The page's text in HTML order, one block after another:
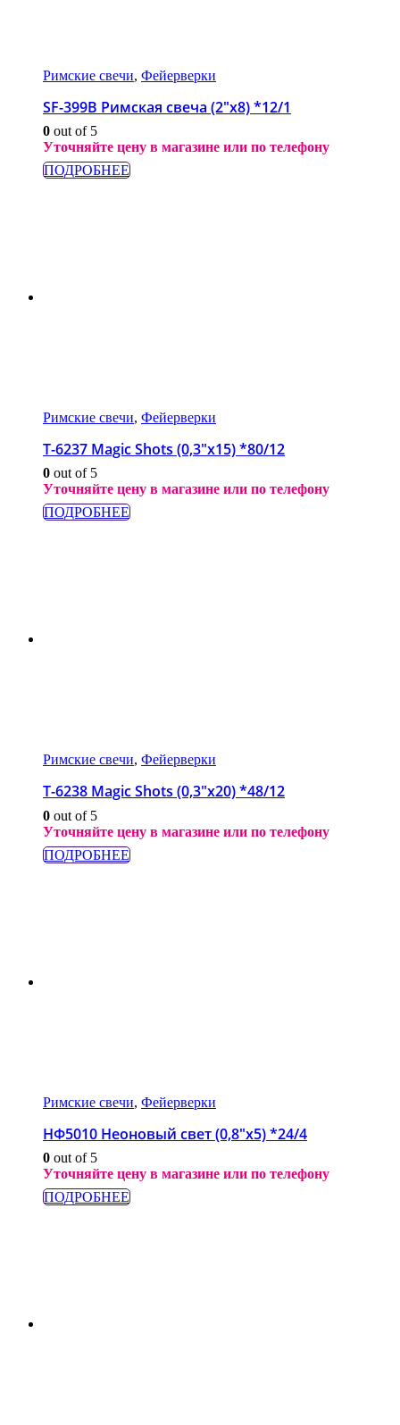
Римские свечи, Фейерверки
SF-399B Римская свеча (2″х8) *12/1
0 out of 5
Уточняйте цену в магазине или по телефону
ПОДРОБНЕЕ
Римские свечи, Фейерверки
T-6237 Magic Shots (0,3″х15) *80/12
0 out of 5
Уточняйте цену в магазине или по телефону
ПОДРОБНЕЕ
Римские свечи, Фейерверки
T-6238 Magic Shots (0,3″х20) *48/12
0 out of 5
Уточняйте цену в магазине или по телефону
ПОДРОБНЕЕ
Римские свечи, Фейерверки
НФ5010 Неоновый свет (0,8″x5) *24/4
0 out of 5
Уточняйте цену в магазине или по телефону
ПОДРОБНЕЕ